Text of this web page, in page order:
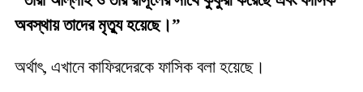
অবস্থায় তাদের মৃত্যু হয়েছে।”
অর্থাৎ, এখানে কাফিরদেরকে ফাসিক বলা হয়েছে।